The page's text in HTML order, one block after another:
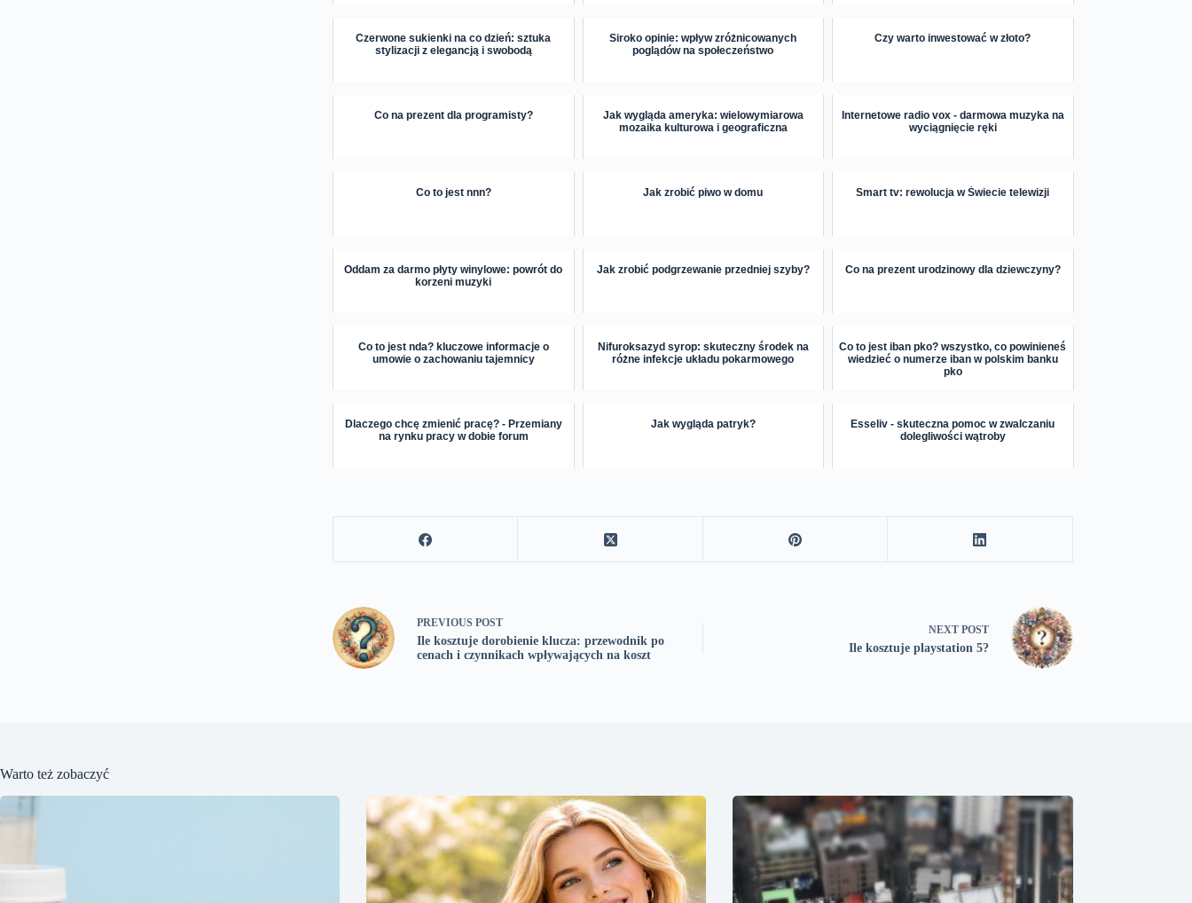
Czerwone sukienki na co dzień: sztuka
stylizacji z elegancją i swobodą
Siroko opinie: wpływ zróżnicowanych
poglądów na społeczeństwo
Czy warto inwestować w złoto?
Co na prezent dla programisty?
Jak wygląda ameryka: wielowymiarowa
mozaika kulturowa i geograficzna
Internetowe radio vox - darmowa muzyka na
wyciągnięcie ręki
Co to jest nnn? Jak zrobić piwo w domu Smart tv: rewolucja w Świecie telewizji
Oddam za darmo płyty winylowe: powrót do
korzeni muzyki
Jak zrobić podgrzewanie przedniej szyby? Co na prezent urodzinowy dla dziewczyny?
Co to jest nda? kluczowe informacje o
umowie o zachowaniu tajemnicy
Nifuroksazyd syrop: skuteczny środek na
różne infekcje układu pokarmowego
Co to jest iban pko? wszystko, co powinieneś
wiedzieć o numerze iban w polskim banku
pko
Dlaczego chcę zmienić pracę? - Przemiany
na rynku pracy w dobie forum
Jak wygląda patryk?
Esseliv - skuteczna pomoc w zwalczaniu
dolegliwości wątroby
PREVIOUS POST
Ile kosztuje dorobienie klucza: przewodnik po
cenach i czynnikach wpływających na koszt
NEXT POST
Ile kosztuje playstation 5?
Warto też zobaczyć